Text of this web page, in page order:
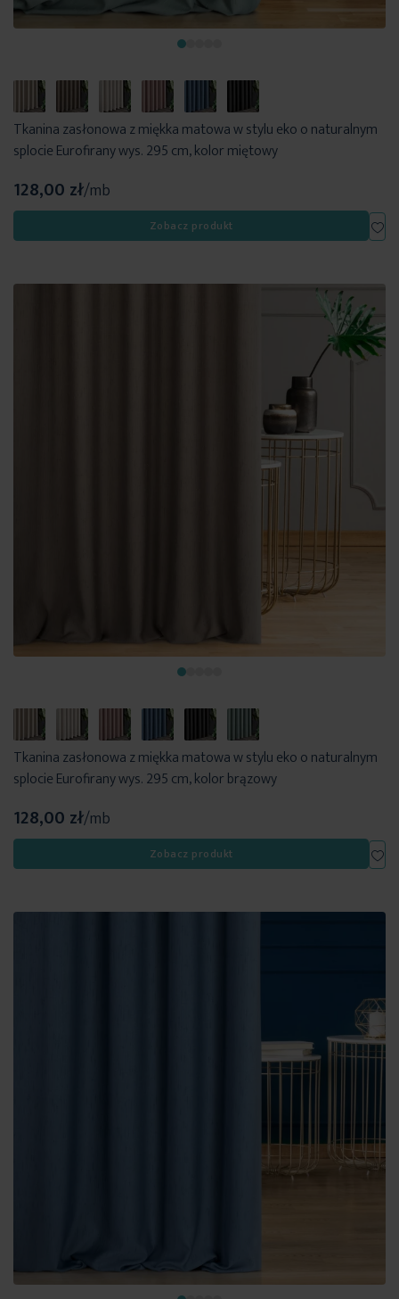
Tkanina zasłonowa z miękka matowa w stylu eko o naturalnym
splocie Eurofirany wys. 295 cm, kolor miętowy
128,00 zł/mb
Zobacz produkt
Tkanina zasłonowa z miękka matowa w stylu eko o naturalnym
splocie Eurofirany wys. 295 cm, kolor brązowy
128,00 zł/mb
Zobacz produkt